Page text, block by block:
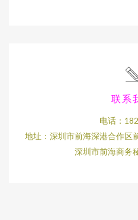
联系
电话：
地址：深圳市前海深港合作区
深圳市前海商务